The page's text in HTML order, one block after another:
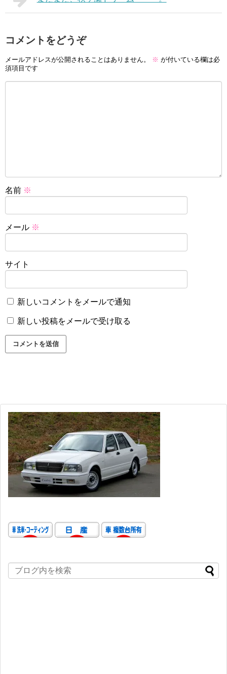
コメントをどうぞ
メールアドレスが公開されることはありません。 ※ が付いている欄は必
須項目です
名前 ※
メール ※
サイト
新しいコメントをメールで通知
新しい投稿をメールで受け取る